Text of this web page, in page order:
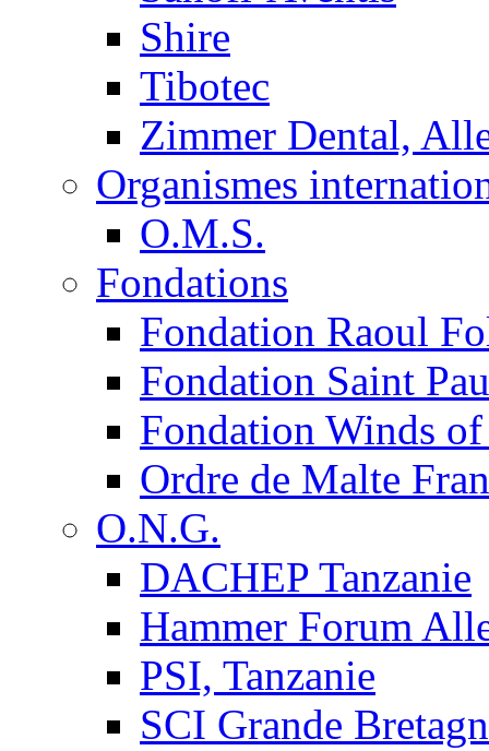
Shire
Tibotec
Zimmer Dental,
Organismes
O.M.S.
Fondations
Fondation Raoul
Fondation Saint
Fondation Winds
Ordre de Malte
O.N.G.
DACHEP Tanzanie
Hammer Forum
PSI, Tanzanie
SCI Grande